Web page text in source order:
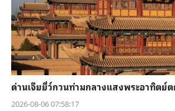
ด่านเจียยี่ว์กวนท่ามกลางแสงพระอาทิตย์
2026-08-06 07:58:17